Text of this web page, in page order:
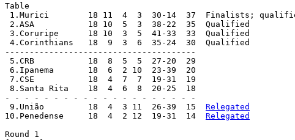
Table
1.Murici 	 18 11  4  3  30-14  37  Finalists; qualified
2.ASA 		 18 10  5  3  38-22  35  Qualified
3.Coruripe 	 18 10  3  5  41-33  33  Qualified
4.Corinthians 	 18  9  3  6  35-24  30  Qualified
---------------------------------------
5.CRB 		 18  8  5  5  27-20  29
6.Ipanema 	 18  6  2 10  23-39  20
7.CSE 		 18  4  7  7  19-31  19
8.Santa Rita 	 18  4  6  8  20-25  18
- - - - - - - - - - - - - - - - - - - -
9.União 	 18  4  3 11  26-39  15 Relegated
10.Penedense 	 18  4  2 12  19-31  14 Relegated
Round 1